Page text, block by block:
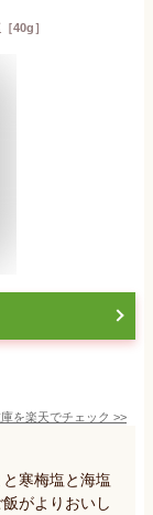
40g］
を楽天でチェック >>
寒梅塩と海塩
がよりおいし